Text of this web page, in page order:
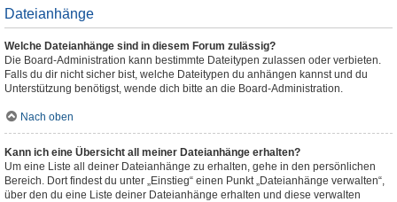
Dateianhänge
Welche Dateianhänge sind in diesem Forum zulässig?
Die Board-Administration kann bestimmte Dateitypen zulassen oder verbieten.
Falls du dir nicht sicher bist, welche Dateitypen du anhängen kannst und du
Unterstützung benötigst, wende dich bitte an die Board-Administration.
Nach oben
Kann ich eine Übersicht all meiner Dateianhänge erhalten?
Um eine Liste all deiner Dateianhänge zu erhalten, gehe in den persönlichen
Bereich. Dort findest du unter „Einstieg“ einen Punkt „Dateianhänge verwalten“,
über den du eine Liste deiner Dateianhänge erhalten und diese verwalten